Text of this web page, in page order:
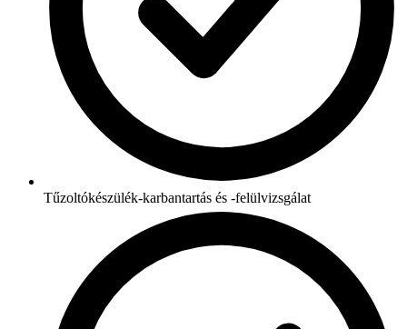
Tűzoltókészülék-karbantartás és -felülvizsgálat